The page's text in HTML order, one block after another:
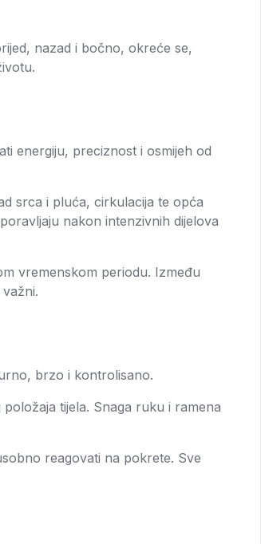
nazad i bočno, okreće se,
energiju, preciznost i osmijeh od
srca i pluća, cirkulacija te opća
nakon intenzivnih dijelova
vremenskom periodu. Između
brzo i kontrolisano.
tijela. Snaga ruku i ramena
reagovati na pokrete. Sve